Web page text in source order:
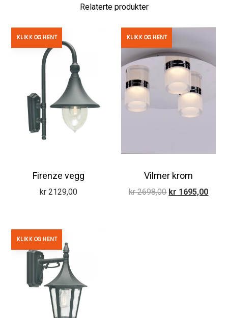
Relaterte produkter
KLIKK OG HENT
Firenze vegg
kr 2129,00
KLIKK OG HENT
Vilmer krom
kr2698,00 Opprinnelig
kr 1695,00
KLIKK OG HENT